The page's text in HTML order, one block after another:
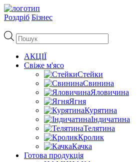
Роздріб Бізнес
Пошук
товарів
АКЦІЇ
Свіже м'ясо
Стейки
Свинина
Яловичина
Ягня
Курятина
Індичатина
Телятина
Кролик
Качка
Готова продукція